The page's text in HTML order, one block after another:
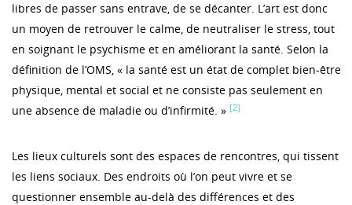
libres de passer sans entrave, de se décanter. L’art est donc
un moyen de retrouver le calme, de neutraliser le stress, tout
en soignant le psychisme et en améliorant la santé. Selon la
définition de l’OMS, « la santé est un état de complet bien-être
physique, mental et social et ne consiste pas seulement en
une absence de maladie ou d’infirmité. » [2]
Les lieux culturels sont des espaces de rencontres, qui tissent
les liens sociaux. Des endroits où l’on peut vivre et se
questionner ensemble au-delà des différences et des